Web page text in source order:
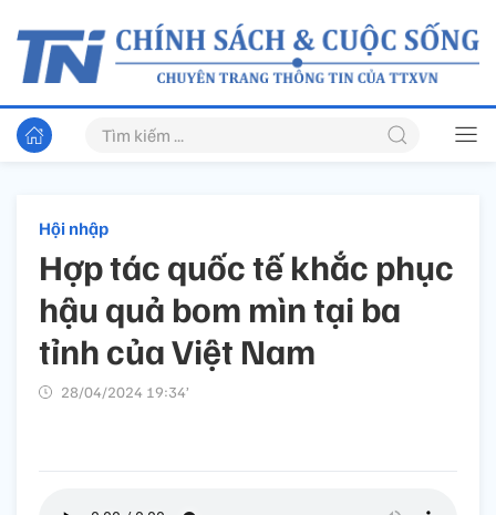
Hội nhập
Hợp tác quốc tế khắc phục
hậu quả bom mìn tại ba
tỉnh của Việt Nam
28/04/2024 19:34’